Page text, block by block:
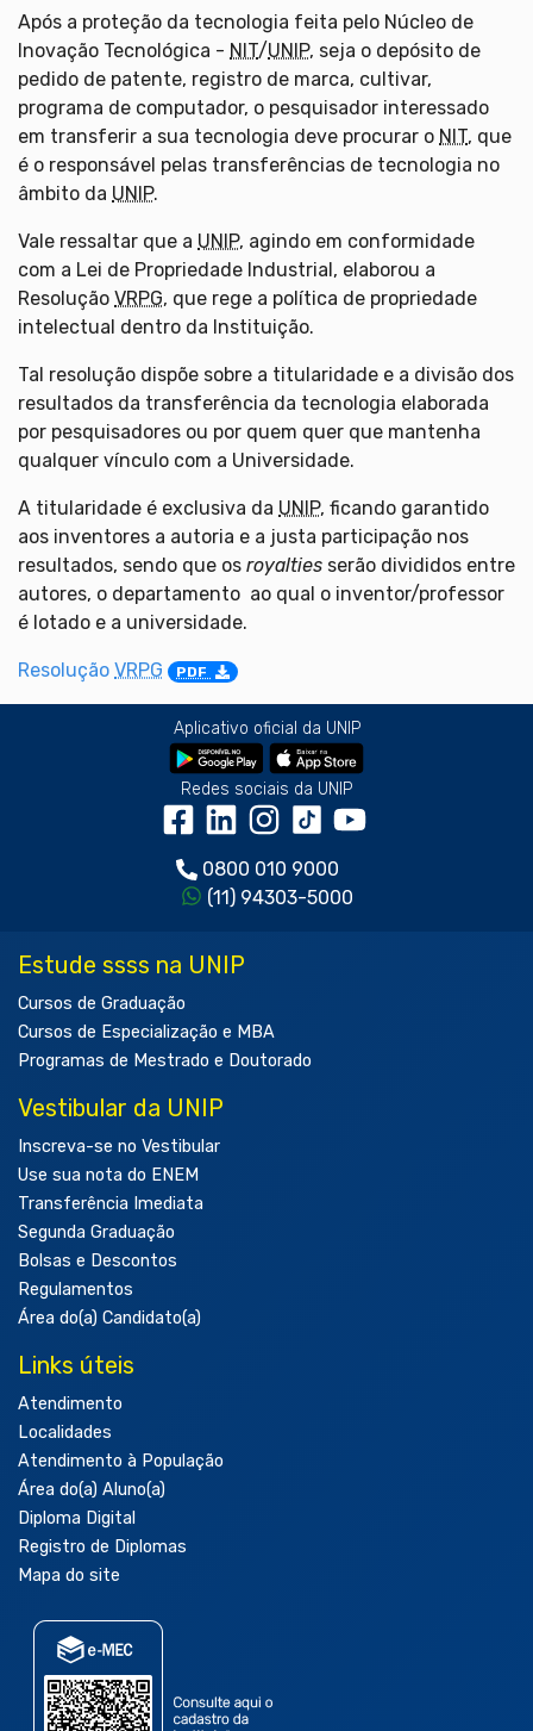
Após a proteção da tecnologia feita pelo Núcleo de
Inovação Tecnológica - NIT/UNIP, seja o depósito de
pedido de patente, registro de marca, cultivar,
programa de computador, o pesquisador interessado
em transferir a sua tecnologia deve procurar o NIT, que
é o responsável pelas transferências de tecnologia no
âmbito da UNIP.
Vale ressaltar que a UNIP, agindo em conformidade
com a Lei de Propriedade Industrial, elaborou a
Resolução VRPG, que rege a política de propriedade
intelectual dentro da Instituição.
Tal resolução dispõe sobre a titularidade e a divisão dos
resultados da transferência da tecnologia elaborada
por pesquisadores ou por quem quer que mantenha
qualquer vínculo com a Universidade.
A titularidade é exclusiva da UNIP, ficando garantido
aos inventores a autoria e a justa participação nos
resultados, sendo que os royalties serão divididos entre
autores, o departamento ao qual o inventor/professor
é lotado e a universidade.
Resolução VRPG PDF
Aplicativo oficial da UNIP
Redes sociais da UNIP
0800 010 9000
(11) 94303-5000
Estude ssss na UNIP
Cursos de Graduação
Cursos de Especialização e MBA
Programas de Mestrado e Doutorado
Vestibular da UNIP
Inscreva-se no Vestibular
Use sua nota do ENEM
Transferência Imediata
Segunda Graduação
Bolsas e Descontos
Regulamentos
Área do(a) Candidato(a)
Links úteis
Atendimento
Localidades
Atendimento à População
Área do(a) Aluno(a)
Diploma Digital
Registro de Diplomas
Mapa do site